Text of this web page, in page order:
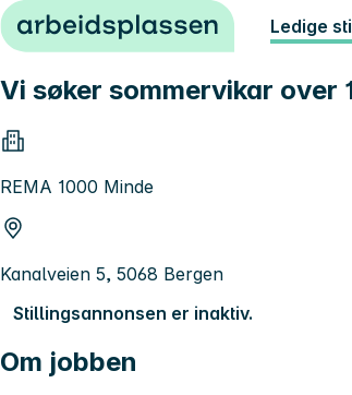
Hopp til innhold Ledige
Vi søker sommervikar over
REMA 1000 Minde
Kanalveien 5, 5068 Bergen
Stillingsannonsen er inaktiv.
Om jobben